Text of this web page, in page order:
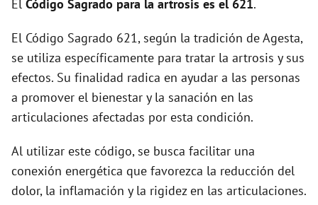
e
o
El Código Sagrado para la artrosis es el 621.
El Código Sagrado 621, según la tradición de Agesta,
se utiliza específicamente para tratar la artrosis y sus
efectos. Su finalidad radica en ayudar a las personas
a promover el bienestar y la sanación en las
articulaciones afectadas por esta condición.
Al utilizar este código, se busca facilitar una
conexión energética que favorezca la reducción del
dolor, la inflamación y la rigidez en las articulaciones.